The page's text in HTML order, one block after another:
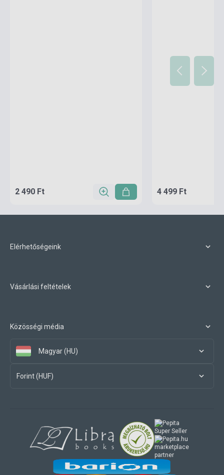
2 490 Ft 4 499 Ft
Elérhetőségeink
Vásárlási feltételek
Közösségi média
Magyar (HU)
Forint (HUF)
marketplace
partner